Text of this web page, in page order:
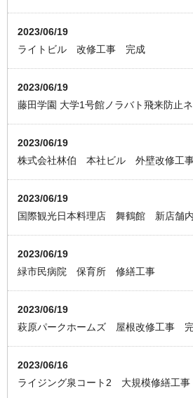
2023/06/19
ライトビル 改修工事 完成
2023/06/19
藤田学園 大学1号館ノラバト飛来防止
2023/06/19
株式会社林伯 本社ビル 外壁改修工
2023/06/19
国際観光日本料理店 舞鶴館 新店舗
2023/06/19
緑市民病院 保育所 修繕工事
2023/06/19
萩原パークホームズ 屋根改修工事
2023/06/16
ライジング泉コート2 大規模修繕工